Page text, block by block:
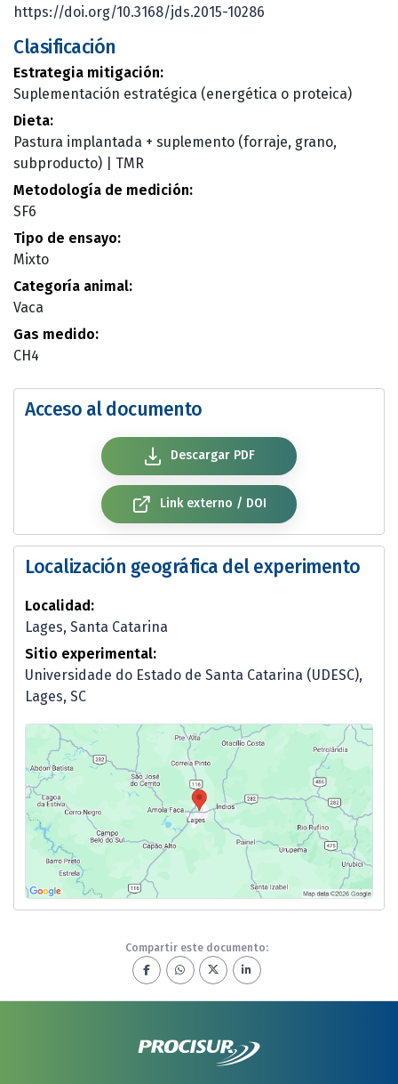
https://doi.org/10.3168/jds.2015-10286
Clasificación
Estrategia mitigación:
Suplementación estratégica (energética o proteica)
Dieta:
Pastura implantada + suplemento (forraje, grano,
subproducto)
TMR
Metodología de medición:
SF6
Tipo de ensayo:
Mixto
Categoría animal:
Vaca
Gas medido:
CH4
Acceso al documento
Descargar PDF
Link externo / DOI
Localización geográfica del experimento
Localidad:
Lages, Santa Catarina
Sitio experimental:
Universidade do Estado de Santa Catarina (UDESC),
Lages, SC
Compartir este documento: